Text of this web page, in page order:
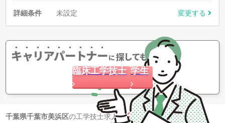
詳細条件 未設定 変更する
キャリアパートナーに探してもらう
臨床工学技士 学生
千葉県千葉市美浜区の工学技士求人が 2 件 見つかりました